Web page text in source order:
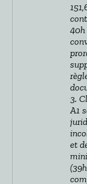
40h
3.
A1
et